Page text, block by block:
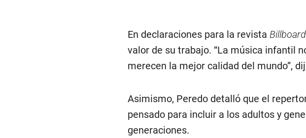
En declaraciones para la revista
valor de su trabajo. “La música infantil
merecen la mejor calidad del mundo”,
Asimismo, Peredo detalló que el
pensado para incluir a los adultos y
generaciones.